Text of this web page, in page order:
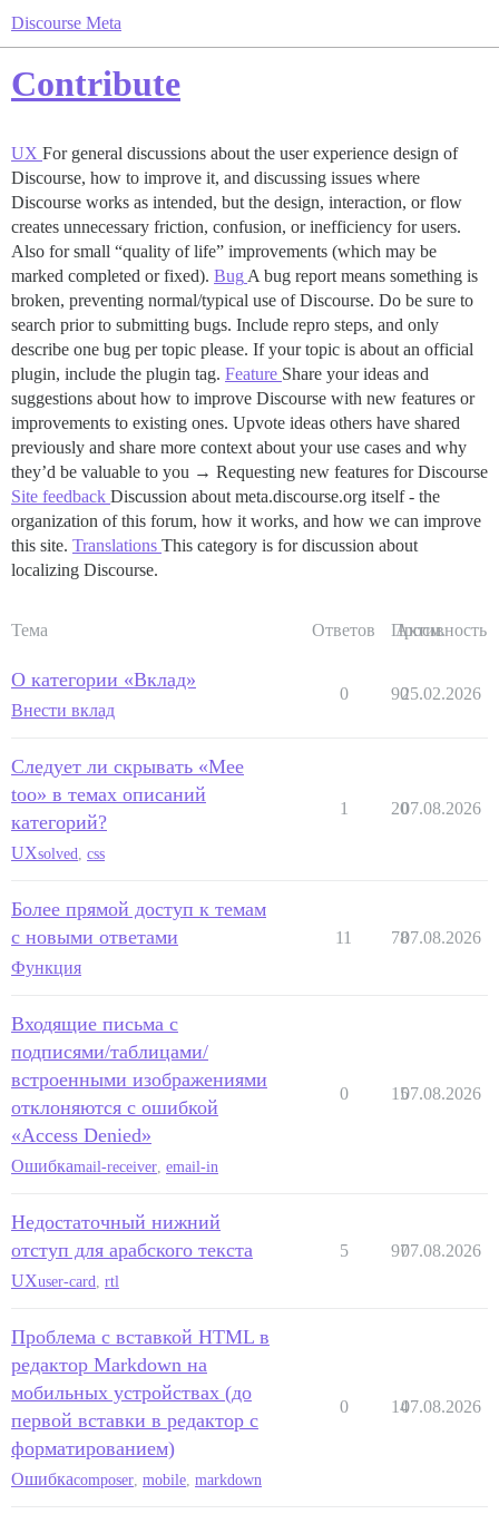
Discourse Meta
Contribute
UX For general discussions about the user experience design of
Discourse, how to improve it, and discussing issues where
Discourse works as intended, but the design, interaction, or flow
creates unnecessary friction, confusion, or inefficiency for users.
Also for small “quality of life” improvements (which may be
marked completed or fixed). Bug A bug report means something is
broken, preventing normal/typical use of Discourse. Do be sure to
search prior to submitting bugs. Include repro steps, and only
describe one bug per topic please. If your topic is about an official
plugin, include the plugin tag. Feature Share your ideas and
suggestions about how to improve Discourse with new features or
improvements to existing ones. Upvote ideas others have shared
previously and share more context about your use cases and why
they’d be valuable to you → Requesting new features for Discourse
Site feedback Discussion about meta.discourse.org itself - the
organization of this forum, how it works, and how we can improve
this site. Translations This category is for discussion about
localizing Discourse.
Тема Ответов Просм.
Активность
О категории «Вклад»
Внести вклад
0 9025.02.2026
Следует ли скрывать «Mee
too» в темах описаний
категорий?
UXsolved css
1 2007.08.2026
Более прямой доступ к темам
с новыми ответами
Функция
11 7807.08.2026
Входящие письма с
подписями/таблицами/
встроенными изображениями
отклоняются с ошибкой
«Access Denied»
Ошибкаmail-receiver email-in
0 1507.08.2026
Недостаточный нижний
отступ для арабского текста
UXuser-card rtl
5 9707.08.2026
Проблема с вставкой HTML в
редактор Markdown на
мобильных устройствах (до
первой вставки в редактор с
форматированием)
Ошибкаcomposer mobile markdown
0 1407.08.2026